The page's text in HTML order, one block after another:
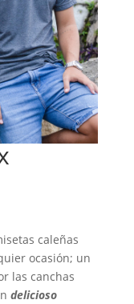
caleñas
ocasión; un
las canchas
delicioso